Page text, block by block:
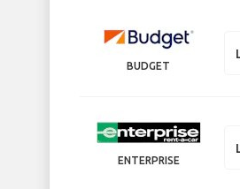
BUDGET
ENTERPRISE